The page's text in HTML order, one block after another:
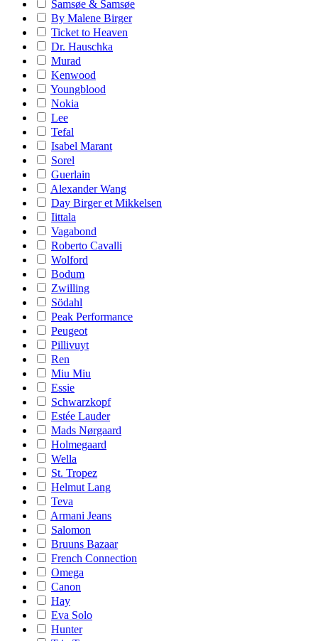
Samsøe & Samsøe
By Malene Birger
Ticket to Heaven
Dr. Hauschka
Murad
Kenwood
Youngblood
Nokia
Lee
Tefal
Isabel Marant
Sorel
Guerlain
Alexander Wang
Day Birger et Mikkelsen
Iittala
Vagabond
Roberto Cavalli
Wolford
Bodum
Zwilling
Södahl
Peak Performance
Peugeot
Pillivuyt
Ren
Miu Miu
Essie
Schwarzkopf
Estée Lauder
Mads Nørgaard
Holmegaard
Wella
St. Tropez
Helmut Lang
Teva
Armani Jeans
Salomon
Bruuns Bazaar
French Connection
Omega
Canon
Hay
Eva Solo
Hunter